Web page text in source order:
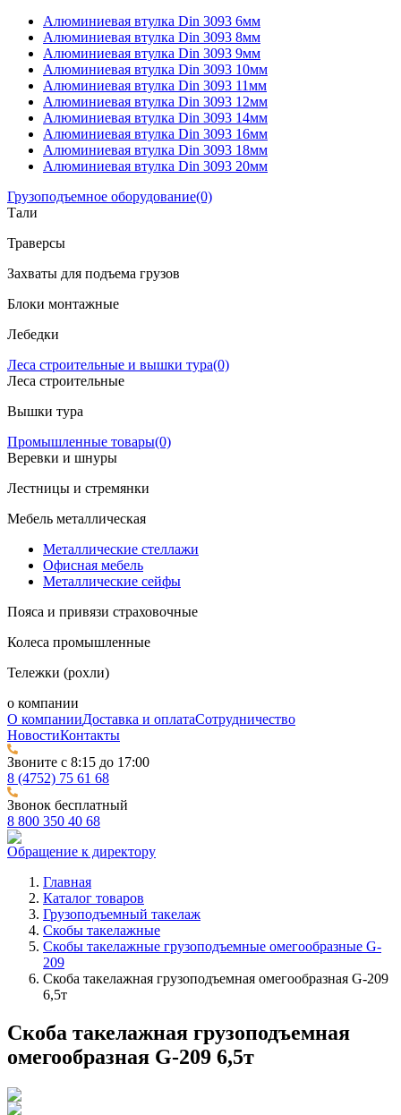
Алюминиевая втулка Din 3093 6мм
Алюминиевая втулка Din 3093 8мм
Алюминиевая втулка Din 3093 9мм
Алюминиевая втулка Din 3093 10мм
Алюминиевая втулка Din 3093 11мм
Алюминиевая втулка Din 3093 12мм
Алюминиевая втулка Din 3093 14мм
Алюминиевая втулка Din 3093 16мм
Алюминиевая втулка Din 3093 18мм
Алюминиевая втулка Din 3093 20мм
Грузоподъемное оборудование(0)
Тали
Траверсы
Захваты для подъема грузов
Блоки монтажные
Лебедки
Леса строительные и вышки тура(0)
Леса строительные
Вышки тура
Промышленные товары(0)
Веревки и шнуры
Лестницы и стремянки
Мебель металлическая
Металлические стеллажи
Офисная мебель
Металлические сейфы
Пояса и привязи страховочные
Колеса промышленные
Тележки (рохли)
о компании
О компанииДоставка и оплатаСотрудничество
НовостиКонтакты
Звоните с 8:15 до 17:00
8 (4752) 75 61 68
Звонок бесплатный
8 800 350 40 68
Обращение к директору
Главная
Каталог товаров
Грузоподъемный такелаж
Скобы такелажные
Скобы такелажные грузоподъемные омегообразные G-
209
Скоба такелажная грузоподъемная омегообразная G-209
6,5т
Скоба такелажная грузоподъемная
омегообразная G-209 6,5т